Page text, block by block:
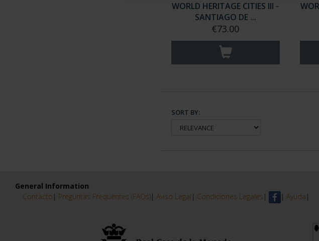
WORLD HERITAGE CITIES III -
SANTIAGO DE ...
€73.00
SORT BY:
General Information
Contacto | Preguntas Frequentes (FAQs)| Aviso Legal | Condiciones Legales | | Ayuda |